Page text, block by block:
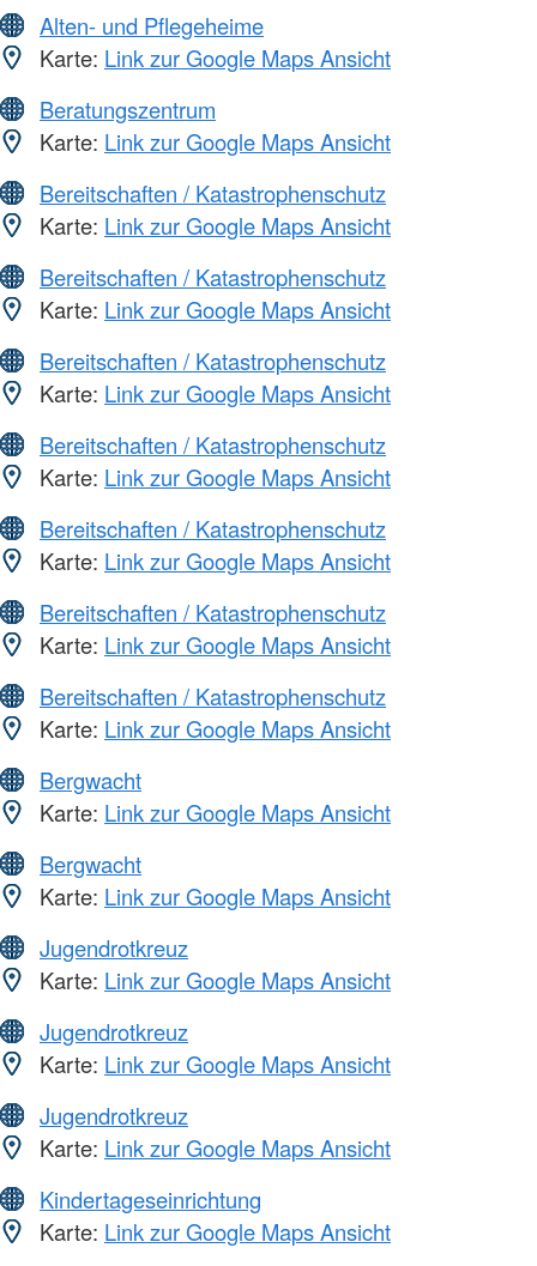
Alten- und Pflegeheime
Karte: Link zur Google Maps Ansicht
Beratungszentrum
Karte: Link zur Google Maps Ansicht
Bereitschaften / Katastrophenschutz
Karte: Link zur Google Maps Ansicht
Bereitschaften / Katastrophenschutz
Karte: Link zur Google Maps Ansicht
Bereitschaften / Katastrophenschutz
Karte: Link zur Google Maps Ansicht
Bereitschaften / Katastrophenschutz
Karte: Link zur Google Maps Ansicht
Bereitschaften / Katastrophenschutz
Karte: Link zur Google Maps Ansicht
Bereitschaften / Katastrophenschutz
Karte: Link zur Google Maps Ansicht
Bereitschaften / Katastrophenschutz
Karte: Link zur Google Maps Ansicht
Bergwacht
Karte: Link zur Google Maps Ansicht
Bergwacht
Karte: Link zur Google Maps Ansicht
Jugendrotkreuz
Karte: Link zur Google Maps Ansicht
Jugendrotkreuz
Karte: Link zur Google Maps Ansicht
Jugendrotkreuz
Karte: Link zur Google Maps Ansicht
Kindertageseinrichtung
Karte: Link zur Google Maps Ansicht